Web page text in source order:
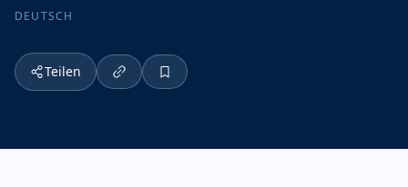
DEUTSCH
Teilen